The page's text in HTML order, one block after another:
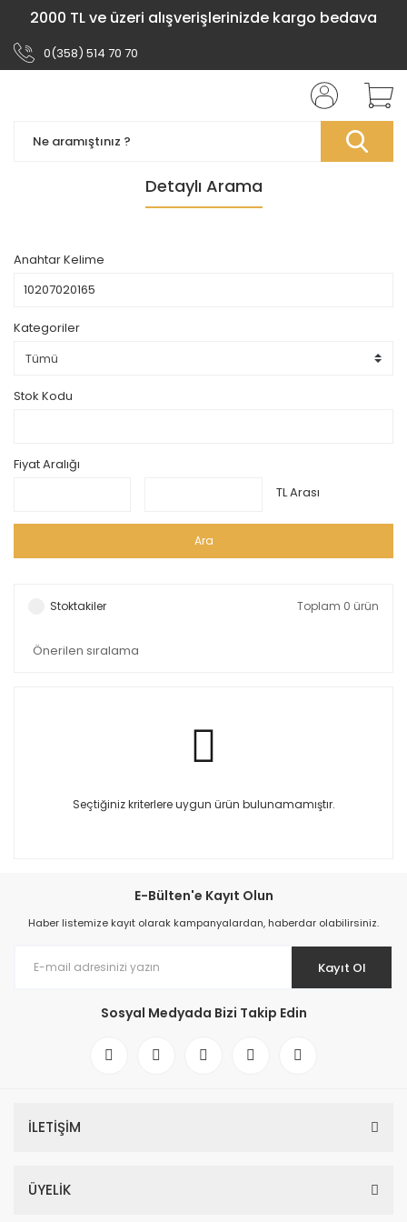
2000 TL ve üzeri alışverişlerinizde kargo bedava
0(358) 514 70 70
Detaylı Arama
Anahtar Kelime
Kategoriler
Stok Kodu
Fiyat Aralığı
TL Arası
Ara
Stoktakiler Toplam 0 ürün
Seçtiğiniz kriterlere uygun ürün bulunamamıştır.
E-Bülten'e Kayıt Olun
Haber listemize kayıt olarak kampanyalardan, haberdar olabilirsiniz.
Kayıt Ol
Sosyal Medyada Bizi Takip Edin
İLETİŞİM
ÜYELİK